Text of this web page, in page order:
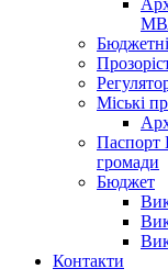
Міські
Паспорт
громади
Бюджет
Контакти